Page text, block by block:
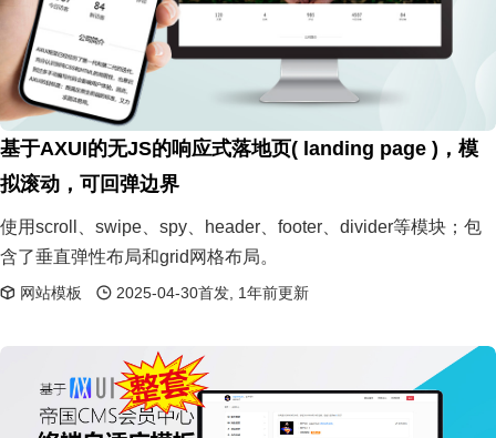
基于AXUI的无JS的响应式落地页( landing page )，模
拟滚动，可回弹边界
使用scroll、swipe、spy、header、footer、divider等模块；包
含了垂直弹性布局和grid网格布局。
网站模板 2025-04-30首发, 1年前更新